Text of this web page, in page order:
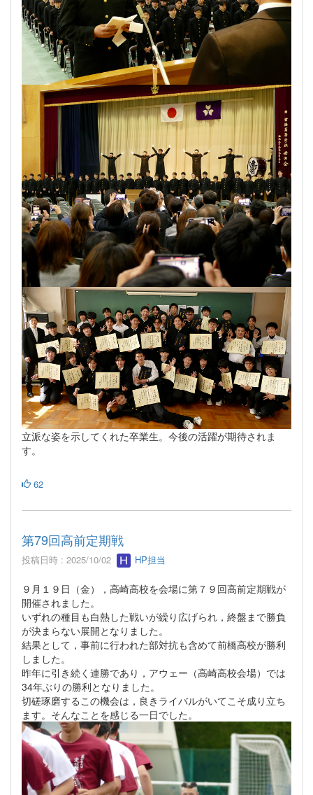
立派な姿を示してくれた卒業生。今後の活躍が期待されま
す。
62
第79回高前定期戦
投稿日時 : 2025/10/02 HP担当
９月１９日（金），高崎高校を会場に第７９回高前定期戦が
開催されました。
いずれの種目も白熱した戦いが繰り広げられ，終盤まで勝負
が決まらない展開となりました。
結果として，事前に行われた部対抗も含めて前橋高校が勝利
しました。
昨年に引き続く連勝であり，アウェー（高崎高校会場）では
34年ぶりの勝利となりました。
切磋琢磨するこの機会は，良きライバルがいてこそ成り立ち
ます。そんなことを感じる一日でした。